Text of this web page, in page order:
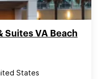
Suites VA Beach
States